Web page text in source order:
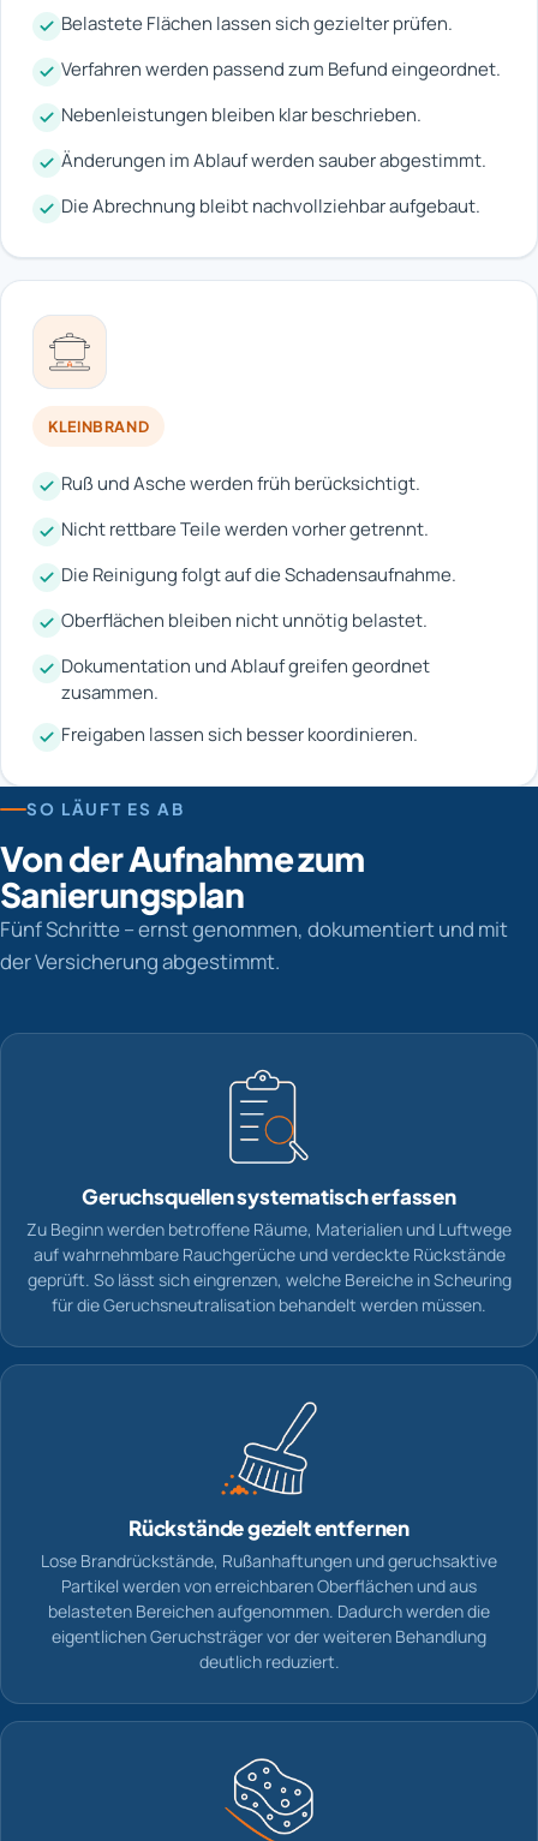
Belastete Flächen lassen sich gezielter prüfen.
Verfahren werden passend zum Befund eingeordnet.
Nebenleistungen bleiben klar beschrieben.
Änderungen im Ablauf werden sauber abgestimmt.
Die Abrechnung bleibt nachvollziehbar aufgebaut.
KLEINBRAND
Ruß und Asche werden früh berücksichtigt.
Nicht rettbare Teile werden vorher getrennt.
Die Reinigung folgt auf die Schadensaufnahme.
Oberflächen bleiben nicht unnötig belastet.
Dokumentation und Ablauf greifen geordnet
zusammen.
Freigaben lassen sich besser koordinieren.
SO LÄUFT ES AB
Von der Aufnahme zum
Sanierungsplan
Fünf Schritte – ernst genommen, dokumentiert und mit
der Versicherung abgestimmt.
Geruchsquellen systematisch erfassen
Zu Beginn werden betroffene Räume, Materialien und Luftwege
auf wahrnehmbare Rauchgerüche und verdeckte Rückstände
geprüft. So lässt sich eingrenzen, welche Bereiche in Scheuring
für die Geruchsneutralisation behandelt werden müssen.
Rückstände gezielt entfernen
Lose Brandrückstände, Rußanhaftungen und geruchsaktive
Partikel werden von erreichbaren Oberflächen und aus
belasteten Bereichen aufgenommen. Dadurch werden die
eigentlichen Geruchsträger vor der weiteren Behandlung
deutlich reduziert.